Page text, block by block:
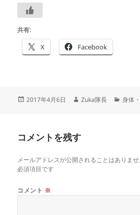
共有:
X Facebook
投
2017年4月6日
作
Zuka隊長
カ
身体
コメントを残す
メールアドレスが公開されることはありませ
必須項目です
コメント ※